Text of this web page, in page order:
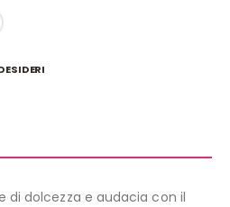
di dolcezza e audacia con il